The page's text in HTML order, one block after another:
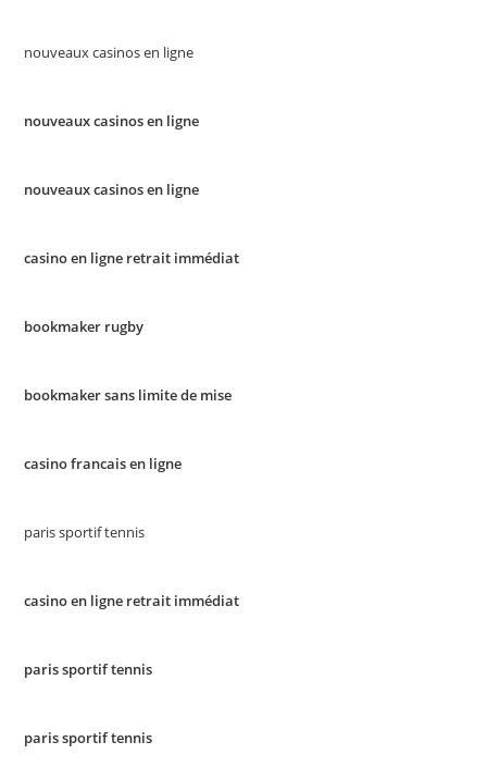
nouveaux casinos en ligne
nouveaux casinos en ligne
nouveaux casinos en ligne
casino en ligne retrait immédiat
bookmaker rugby
bookmaker sans limite de mise
casino francais en ligne
paris sportif tennis
casino en ligne retrait immédiat
paris sportif tennis
paris sportif tennis